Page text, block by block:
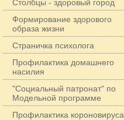
Столбцы - здоровый город
Формирование здорового
образа жизни
Страничка психолога
Профилактика домашнего
насилия
"Социальный патронат" по
Модельной программе
Профилактика короновируса